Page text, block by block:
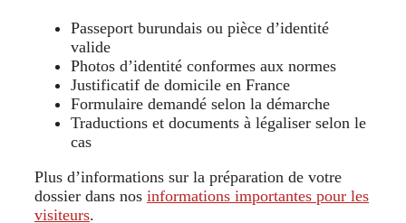
Passeport burundais ou pièce d’identité
valide
Photos d’identité conformes aux normes
Justificatif de domicile en France
Formulaire demandé selon la démarche
Traductions et documents à légaliser selon le
cas
Plus d’informations sur la préparation de votre
dossier dans nos informations importantes pour les
visiteurs.